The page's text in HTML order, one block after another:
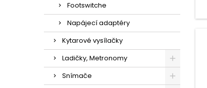
Footswitche
Napájecí adaptéry
Kytarové vysílačky
Ladičky, Metronomy
Snímače